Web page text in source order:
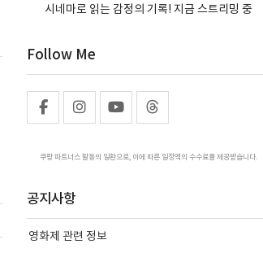
시네마로 읽는 감정의 기록! 지금 스트리밍 중
Follow Me
쿠팡 파트너스 활동의 일환으로, 이에 따른 일정액의 수수료를 제공받습니다.
공지사항
영화제 관련 정보